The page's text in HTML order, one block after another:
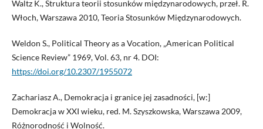
Waltz K., Struktura teorii stosunków międzynarodowych, przeł. R.
Włoch, Warszawa 2010, Teoria Stosunków Międzynarodowych.
Weldon S., Political Theory as a Vocation, „American Political
Science Review” 1969, Vol. 63, nr 4. DOI:
https://doi.org/10.2307/1955072
Zachariasz A., Demokracja i granice jej zasadności, [w:]
Demokracja w XXI wieku, red. M. Szyszkowska, Warszawa 2009,
Różnorodność i Wolność.